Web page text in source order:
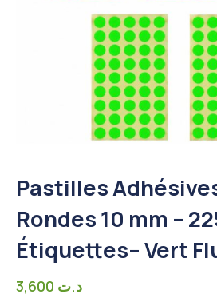
Pastilles
Rondes 10 mm –
Étiquettes– Vert
د.ت